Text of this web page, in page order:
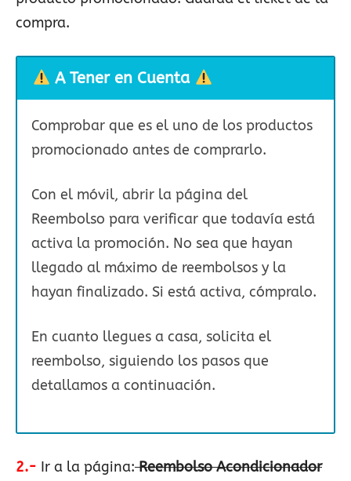
compra.
A Tener en Cuenta
Comprobar que es el uno de los productos
promocionado antes de comprarlo.
Con el móvil, abrir la página del
Reembolso para verificar que todavía está
activa la promoción. No sea que hayan
llegado al máximo de reembolsos y la
hayan finalizado. Si está activa, cómpralo.
En cuanto llegues a casa, solicita el
reembolso, siguiendo los pasos que
detallamos a continuación.
2.- Ir a la página:Reembolso Acondicionador